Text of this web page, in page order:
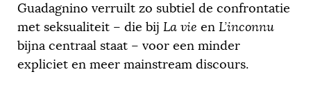
Guadagnino verruilt zo subtiel de confrontatie
met seksualiteit – die bij La vie en L’inconnu
bijna centraal staat – voor een minder
expliciet en meer mainstream discours.